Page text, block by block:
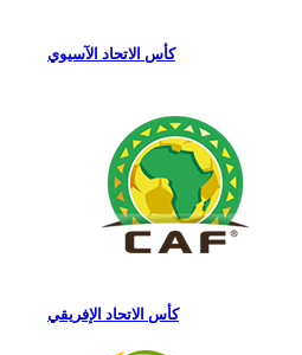
كأس الاتحاد الآسيوي
كأس الاتحاد الإفريقي